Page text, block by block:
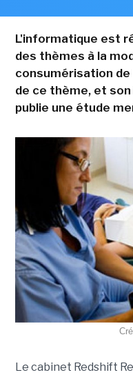
L'informatique est
des thèmes à la
consumérisation de
de ce thème, et son
publie une étude
Le cabinet Redshift